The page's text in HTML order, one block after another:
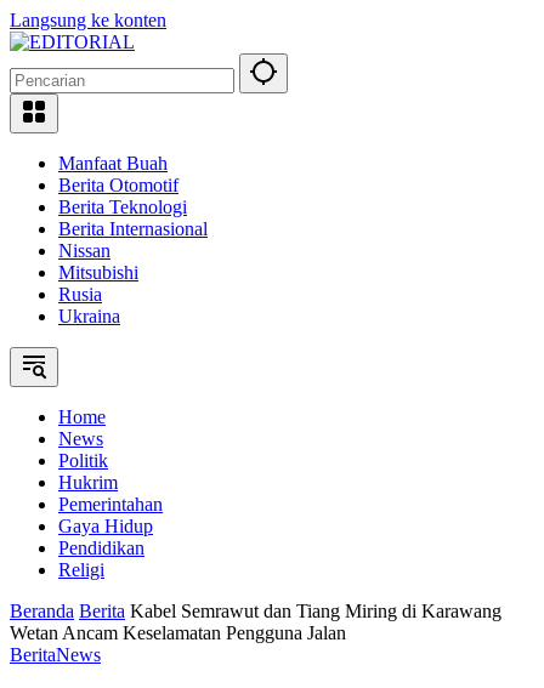
Langsung ke konten
Manfaat Buah
Berita Otomotif
Berita Teknologi
Berita Internasional
Nissan
Mitsubishi
Rusia
Ukraina
Home
News
Politik
Hukrim
Pemerintahan
Gaya Hidup
Pendidikan
Religi
Beranda Berita Kabel Semrawut dan Tiang Miring di Karawang
Wetan Ancam Keselamatan Pengguna Jalan
BeritaNews